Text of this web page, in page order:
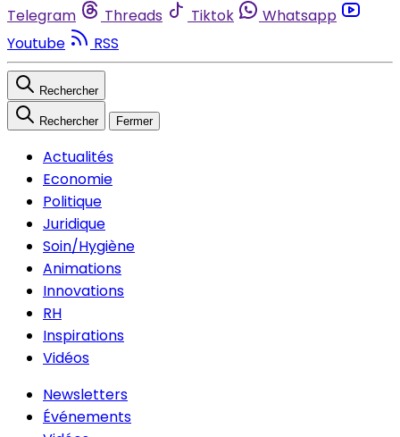
Telegram
Threads Tiktok
Whatsapp
Youtube
RSS
Rechercher
Rechercher Fermer
Actualités
Economie
Politique
Juridique
Soin/Hygiène
Animations
Innovations
RH
Inspirations
Vidéos
Newsletters
Événements